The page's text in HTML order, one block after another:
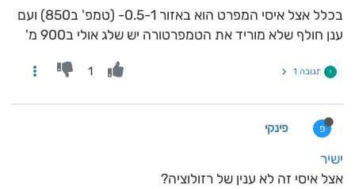
בכלל אצל איסי המפרט הוא באזור 0.5-1- (טמפ' ב850) ועם
ענן חולף שלא מוריד את הטמפרטורה יש שלג אולי ב900 מ'
י תגובה 1 1
פ פינקי
ישיר
אצל איסי זה לא ענין של רזולוציה?